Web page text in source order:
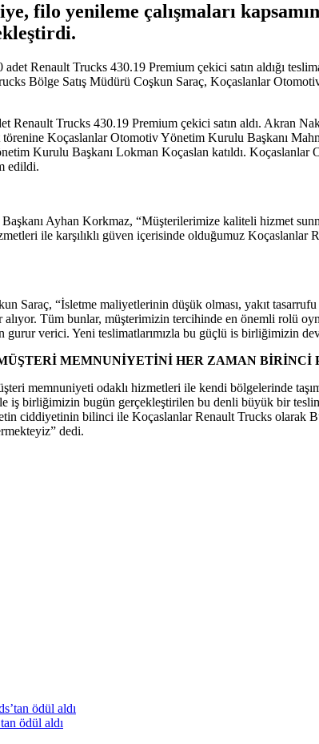
filo yenileme çalışmaları
Renault Trucks 430.19 Premium çekici satın aldığı
Bölge Satış Müdürü Coşkun Saraç, Koçaslanlar
Renault Trucks 430.19 Premium çekici satın aldı. Akran
Koçaslanlar Otomotiv Yönetim Kurulu Başkanı
Kurulu Başkanı Lokman Koçaslan katıldı. Koçaslanlar
edildi.
Ayhan Korkmaz, “Müşterilerimize kaliteli hizmet
ile karşılıklı güven içerisinde olduğumuz
Saraç, “İsletme maliyetlerinin düşük olması, yakıt
Tüm bunlar, müşterimizin tercihinde en önemli rolü
verici. Yeni teslimatlarımızla bu güçlü is birliğimizin
MEMNUNİYETİNİ HER ZAMAN BİRİNCİ
memnuniyeti odaklı hizmetleri ile kendi bölgelerinde
birliğimizin bugün gerçekleştirilen bu denli büyük bir
ciddiyetinin bilinci ile Koçaslanlar Renault Trucks olarak
dedi.
ödül aldı